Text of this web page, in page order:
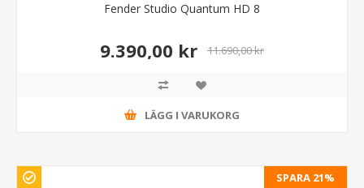
Fender Studio Quantum HD 8
9.390,00 kr 11.690,00 kr
LÄGG I VARUKORG
SPARA 21%